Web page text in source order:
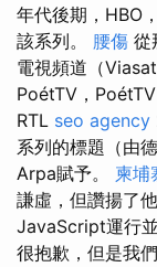
年代後期，HBO
該系列。 腰傷 從
電視頻道（Viasat
PoétTV，
RTL seo agency
系列的標題（由
Arpa賦予。 柬埔
謙虛，但讚揚了
JavaScript運行
很抱歉，但是我